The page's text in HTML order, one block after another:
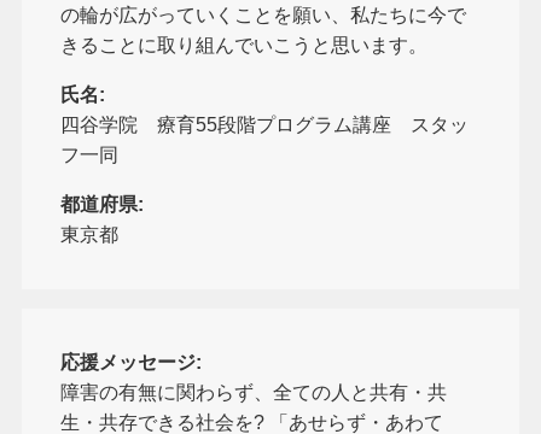
の輪が広がっていくことを願い、私たちに今で
きることに取り組んでいこうと思います。
氏名:
四谷学院 療育55段階プログラム講座 スタッ
フ一同
都道府県:
東京都
応援メッセージ:
障害の有無に関わらず、全ての人と共有・共
生・共存できる社会を? 「あせらず・あわて